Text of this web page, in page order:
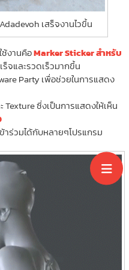
เสร็จงานไวขึ้น
ช้งานคือMarker Sticker สำหรับ
จและรวดเร็วมากขึ้น
Party เพื่อช่วยในการแสดง
Texture ซึ่งเป็นการแสดงให้เห็น
ร่วมได้กับหลายๆโปรแกรม